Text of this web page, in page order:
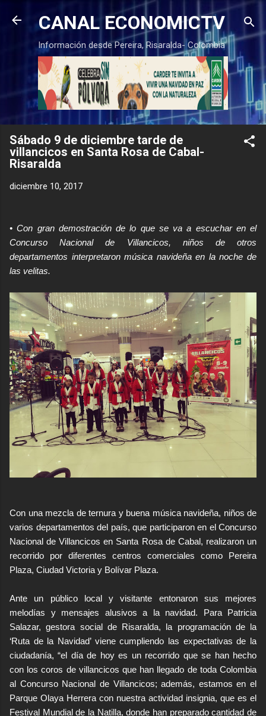
Ir al contenido principal
CANAL ECONOMICTV
Información desde Pereira, Risaralda- Colombia
Sábado 9 de diciembre tarde de
villancicos en Santa Rosa de Cabal-
Risaralda
diciembre 10, 2017
• Con gran demostración de lo que se va a escuchar en el
Concurso Nacional de Villancicos, niños de otros
departamentos interpretaron música navideña en la noche de
las velitas.
Con una mezcla de ternura y buena música navideña, niños de
varios departamentos del país, que participaron en el Concurso
Nacional de Villancicos en Santa Rosa de Cabal, realizaron un
recorrido por diferentes centros comerciales como Pereira
Plaza, Ciudad Victoria y Bolívar Plaza.
Ante un público local y visitante entonaron sus mejores
melodías y mensajes alusivos a la navidad. Para Patricia
Salazar, gestora social de Risaralda, la programación de la
‘Ruta de la Navidad’ viene cumpliendo las expectativas de la
ciudadanía, “el día de hoy es un recorrido que se han hecho
con los coros de villancicos que han llegado de toda Colombia
al Concurso Nacional de Villancicos; además, estamos en el
Parque Olaya Herrera con nuestra actividad insignia, que es el
Festival Mundial de la Natilla, donde han preparado cantidad de